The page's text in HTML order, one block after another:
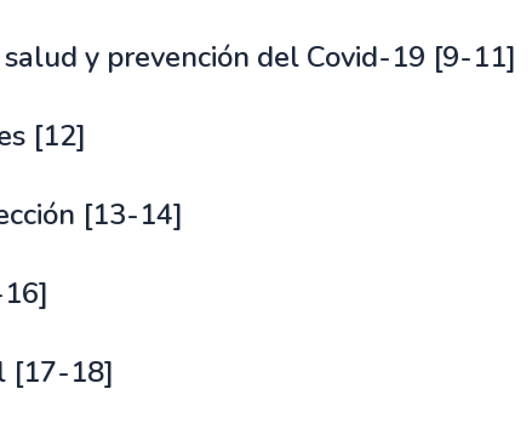
y prevención del Covid-19 [9-11]
[12]
[13-14]
[17-18]